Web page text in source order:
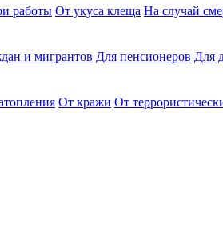
работы От укуса клеща На случай
и мигрантов Для пенсионеров Для
От кражи От